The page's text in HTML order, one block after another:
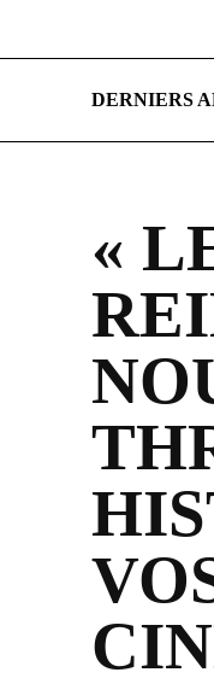
DERNIERS
«